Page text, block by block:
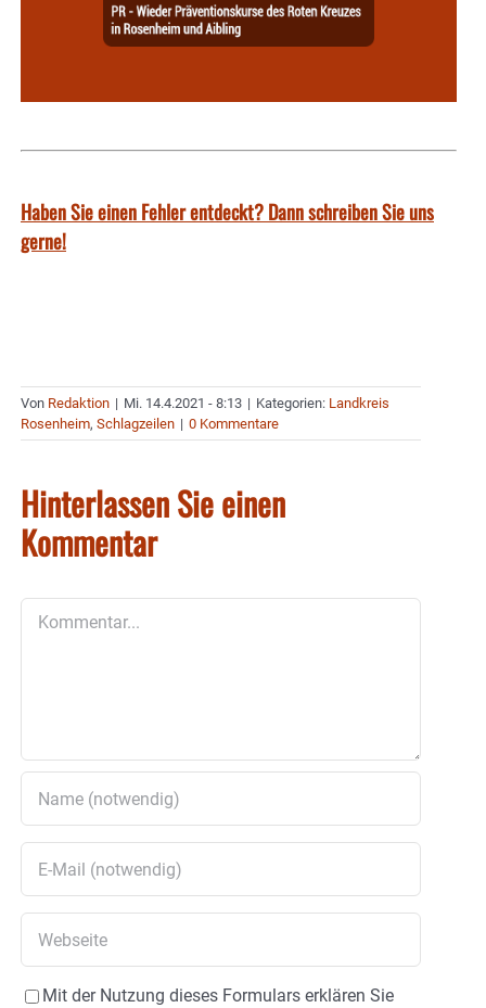
Haben Sie einen Fehler entdeckt? Dann schreiben Sie uns
gerne!
Von Redaktion | Mi. 14.4.2021 - 8:13 | Kategorien: Landkreis
Rosenheim, Schlagzeilen | 0 Kommentare
Hinterlassen Sie einen
Kommentar
Mit der Nutzung dieses Formulars erklären Sie